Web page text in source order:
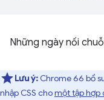
Những ngày nối
Lưu ý: Chrome 66 bổ
nhập CSS chomột tập hợp